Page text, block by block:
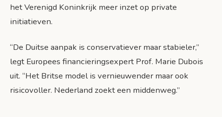
het Verenigd Koninkrijk meer inzet op private
initiatieven.
“De Duitse aanpak is conservatiever maar stabieler,”
legt Europees financieringsexpert Prof. Marie Dubois
uit. “Het Britse model is vernieuwender maar ook
risicovoller. Nederland zoekt een middenweg.”